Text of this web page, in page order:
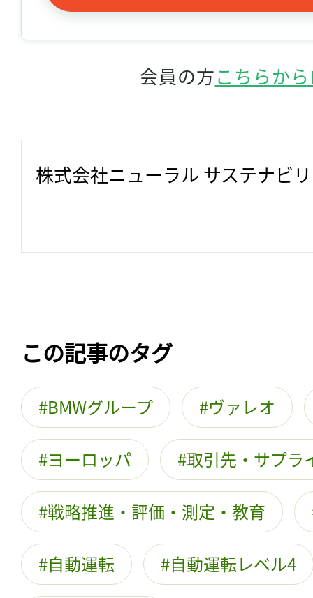
会員の方こちらか
株式会社ニューラル サステナビ
この記事のタグ
BMWグループ ヴァレオ
ヨーロッパ 取引先・サプラ
戦略推進・評価・測定・教育
自動運転 自動運転レベル4